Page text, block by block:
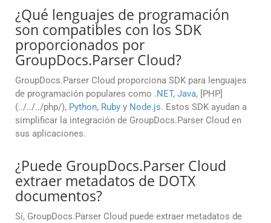
¿Qué lenguajes de programación
son compatibles con los SDK
proporcionados por
GroupDocs.Parser Cloud?
GroupDocs.Parser Cloud proporciona SDK para lenguajes
de programación populares como .NET, Java, [PHP]
(../../../php/), Python, Ruby y Node.js. Estos SDK ayudan a
simplificar la integración de GroupDocs.Parser Cloud en
sus aplicaciones.
¿Puede GroupDocs.Parser Cloud
extraer metadatos de DOTX
documentos?
Sí, GroupDocs.Parser Cloud puede extraer metadatos de